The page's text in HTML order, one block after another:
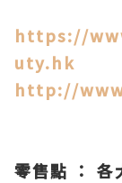
https://
uty.hk
http://
零售點 ： 各